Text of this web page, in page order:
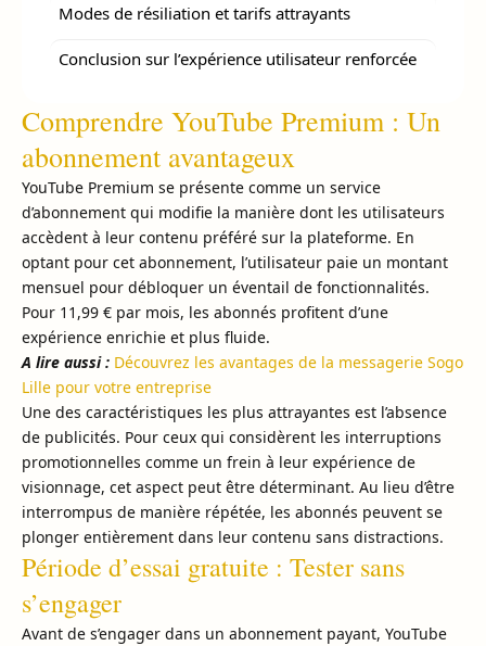
Modes de résiliation et tarifs attrayants
Conclusion sur l’expérience utilisateur renforcée
Comprendre YouTube Premium : Un
abonnement avantageux
YouTube Premium se présente comme un service
d’abonnement qui modifie la manière dont les utilisateurs
accèdent à leur contenu préféré sur la plateforme. En
optant pour cet abonnement, l’utilisateur paie un montant
mensuel pour débloquer un éventail de fonctionnalités.
Pour 11,99 € par mois, les abonnés profitent d’une
expérience enrichie et plus fluide.
A lire aussi : Découvrez les avantages de la messagerie Sogo
Lille pour votre entreprise
Une des caractéristiques les plus attrayantes est l’absence
de publicités. Pour ceux qui considèrent les interruptions
promotionnelles comme un frein à leur expérience de
visionnage, cet aspect peut être déterminant. Au lieu d’être
interrompus de manière répétée, les abonnés peuvent se
plonger entièrement dans leur contenu sans distractions.
Période d’essai gratuite : Tester sans
s’engager
Avant de s’engager dans un abonnement payant, YouTube